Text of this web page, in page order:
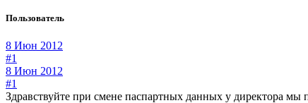
Пользователь
8 Июн 2012
#1
8 Июн 2012
#1
Здравствуйте при смене паспартных данных у директора мы